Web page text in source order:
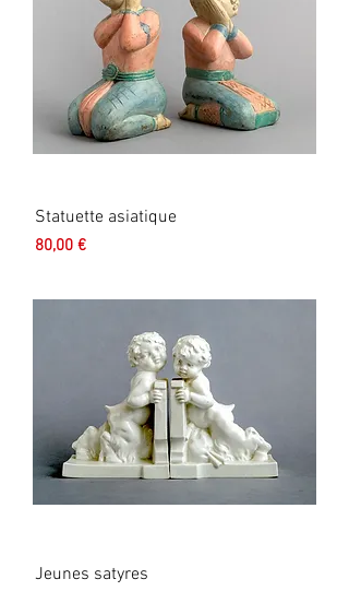
Statuette asiatique
Prix
80,00 €
Jeunes satyres